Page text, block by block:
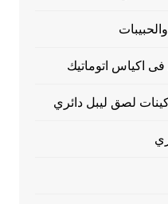
فى اكياس اتوماتيك
لصق ليبل دائري